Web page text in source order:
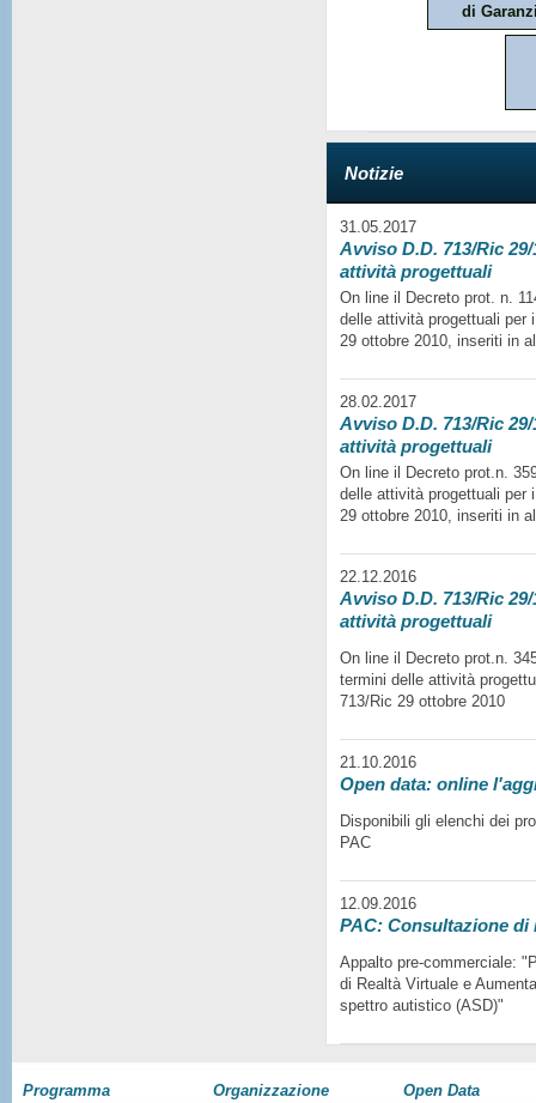
di
Notizie
31.05.2017
Avviso D.D. 713/Ric
attività progettuali
On line il Decreto prot. n.
delle attività progettuali per
29 ottobre 2010, inseriti in
28.02.2017
Avviso D.D. 713/Ric
attività progettuali
On line il Decreto prot.n.
delle attività progettuali per
29 ottobre 2010, inseriti in
22.12.2016
Avviso D.D. 713/Ric
attività progettuali
On line il Decreto prot.n.
termini delle attività
713/Ric 29 ottobre 2010
21.10.2016
Open data: online
Disponibili gli elenchi dei
PAC
12.09.2016
PAC: Consultazione di
Appalto pre-commerciale:
di Realtà Virtuale e
spettro autistico (ASD)"
Programma Organizzazione Open Data